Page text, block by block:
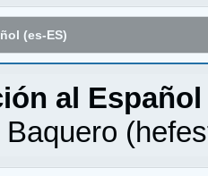
(es-ES)
al Español
Baquero (